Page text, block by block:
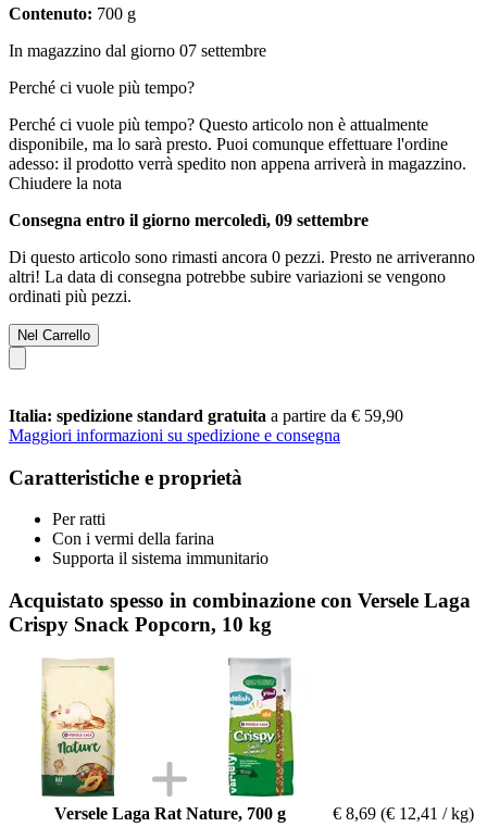
Contenuto: 700 g
In magazzino dal giorno 07 settembre
Perché ci vuole più tempo?
Perché ci vuole più tempo? Questo articolo non è attualmente
disponibile, ma lo sarà presto. Puoi comunque effettuare l'ordine
adesso: il prodotto verrà spedito non appena arriverà in magazzino.
Chiudere la nota
Consegna entro il giorno mercoledì, 09 settembre
Di questo articolo sono rimasti ancora 0 pezzi. Presto ne arriveranno
altri! La data di consegna potrebbe subire variazioni se vengono
ordinati più pezzi.
Nel Carrello
Italia: spedizione standard gratuita a partire da € 59,90
Maggiori informazioni su spedizione e consegna
Caratteristiche e proprietà
Per ratti
Con i vermi della farina
Supporta il sistema immunitario
Acquistato spesso in combinazione con Versele Laga
Crispy Snack Popcorn, 10 kg
Versele Laga Rat Nature, 700 g € 8,69 (€ 12,41 / kg)